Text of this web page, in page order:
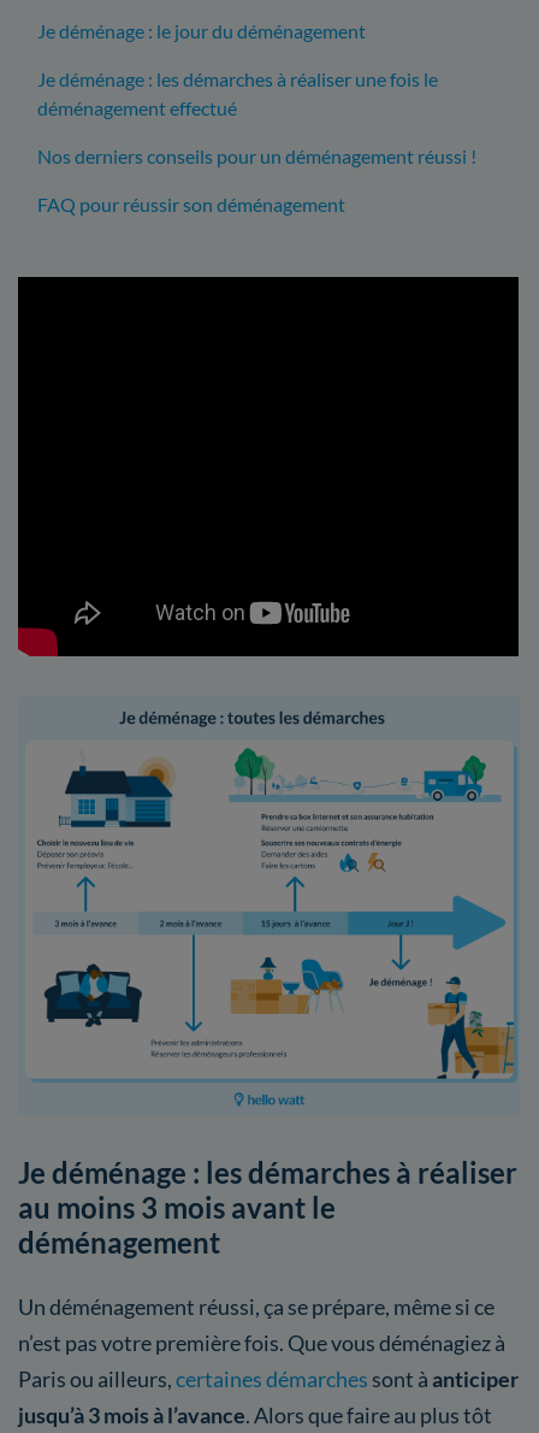
Je déménage : le jour du déménagement
Je déménage : les démarches à réaliser une fois le
déménagement effectué
Nos derniers conseils pour un déménagement réussi !
FAQ pour réussir son déménagement
Je déménage : les démarches à réaliser
au moins 3 mois avant le
déménagement
Un déménagement réussi, ça se prépare, même si ce
n’est pas votre première fois. Que vous déménagiez à
Paris ou ailleurs,certaines démarches sont àanticiper
jusqu’à 3 mois à l’avance. Alors que faire au plus tôt